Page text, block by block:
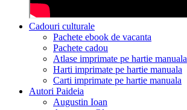
Cadouri culturale
Pachete ebook de vacanta
Pachete cadou
Atlase imprimate pe hartie manuala
Harti imprimate pe hartie manuala
Carti imprimate pe hartie manuala
Autori Paideia
Augustin Ioan